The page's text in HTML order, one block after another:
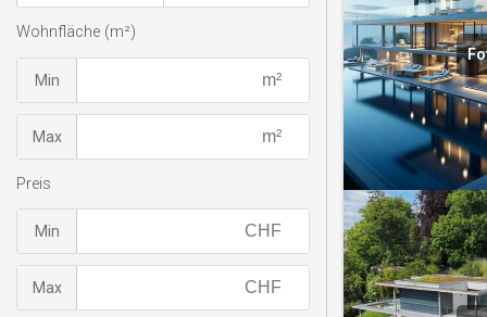
Wohnfläche (m²)
Min
Max
Preis
Min
Max